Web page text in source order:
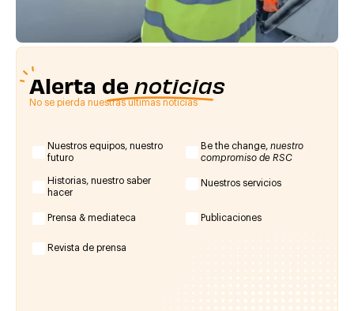
Alerta de noticias
No se pierda nuestras últimas noticias
Nuestros equipos, nuestro
futuro
Be the change, nuestro
compromiso de RSC
Historias, nuestro saber
hacer
Nuestros servicios
Prensa & mediateca Publicaciones
Revista de prensa